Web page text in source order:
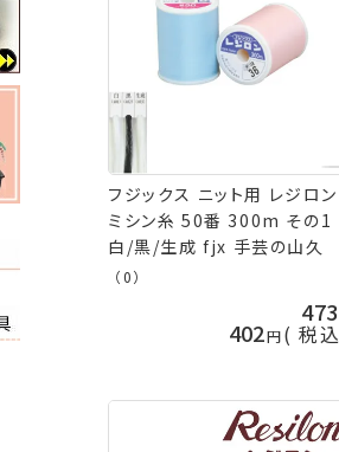
フジックス ニット用 レジロン
ミシン糸 50番 300m その1
白/黒/生成 fjx 手芸の山久
（0）
473
402 税込